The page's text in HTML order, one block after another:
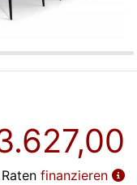
finanzieren